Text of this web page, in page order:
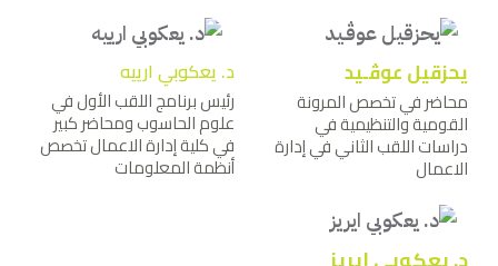
يحزقيل عوﭬـيد
محاضر في تخصص المرونة
القومية والتنظيمية في
دراسات اللقب الثاني في إدارة
الاعمال
د. يعكوبي ارييه
رئيس برنامج اللقب الأول في
علوم الحاسوب ومحاضر كبير
في كلية إدارة الاعمال تخصص
أنظمة المعلومات